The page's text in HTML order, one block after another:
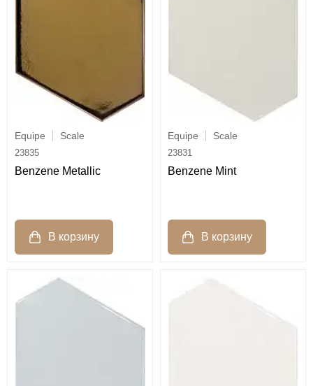
Equipe Scale
23835
Benzene Metallic
Equipe Scale
23831
Benzene Mint